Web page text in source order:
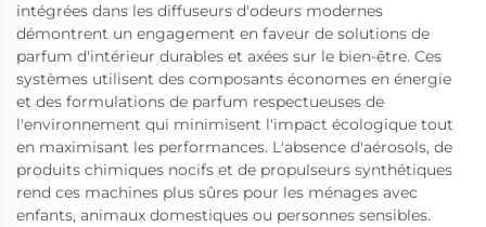
intégrées dans les diffuseurs d'odeurs modernes
démontrent un engagement en faveur de solutions de
parfum d'intérieur durables et axées sur le bien-être. Ces
systèmes utilisent des composants économes en énergie
et des formulations de parfum respectueuses de
l'environnement qui minimisent l'impact écologique tout
en maximisant les performances. L'absence d'aérosols, de
produits chimiques nocifs et de propulseurs synthétiques
rend ces machines plus sûres pour les ménages avec
enfants, animaux domestiques ou personnes sensibles.